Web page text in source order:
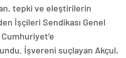
tepki ve eleştirilerin
İşçileri Sendikası Genel
Cumhuriyet’e
İşvereni suçlayan Akçul,